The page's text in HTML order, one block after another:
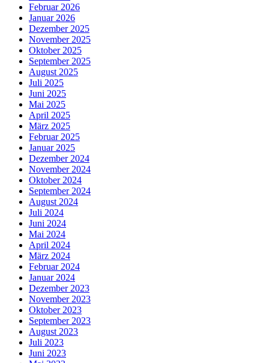
Februar 2026
Januar 2026
Dezember 2025
November 2025
Oktober 2025
September 2025
August 2025
Juli 2025
Juni 2025
Mai 2025
April 2025
März 2025
Februar 2025
Januar 2025
Dezember 2024
November 2024
Oktober 2024
September 2024
August 2024
Juli 2024
Juni 2024
Mai 2024
April 2024
März 2024
Februar 2024
Januar 2024
Dezember 2023
November 2023
Oktober 2023
September 2023
August 2023
Juli 2023
Juni 2023